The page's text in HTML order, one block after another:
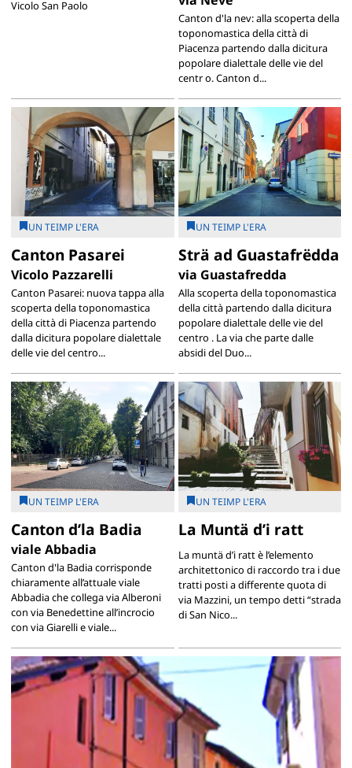
Vicolo San Paolo
Canton d'la nev: alla scoperta della
toponomastica della città di
Piacenza partendo dalla dicitura
popolare dialettale delle vie del
centr o. Canton d...
UN TEIMP L'ERA
Canton Pasarei
Vicolo Pazzarelli
Canton Pasarei: nuova tappa alla
scoperta della toponomastica
della città di Piacenza partendo
dalla dicitura popolare dialettale
delle vie del centro...
UN TEIMP L'ERA
Strä ad Guastafrëdda
via Guastafredda
Alla scoperta della toponomastica
della città partendo dalla dicitura
popolare dialettale delle vie del
centro . La via che parte dalle
absidi del Duo...
UN TEIMP L'ERA
Canton d’la Badia
viale Abbadia
Canton d'la Badia corrisponde
chiaramente all’attuale viale
Abbadia che collega via Alberoni
con via Benedettine all’incrocio
con via Giarelli e viale...
UN TEIMP L'ERA
La Muntä d’i ratt
La muntä d’i ratt è l’elemento
architettonico di raccordo tra i due
tratti posti a differente quota di
via Mazzini, un tempo detti “strada
di San Nico...